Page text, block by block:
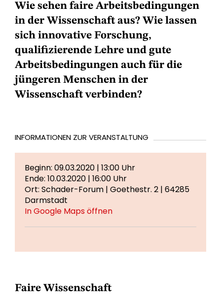
Wie sehen faire Arbeitsbedingungen
in der Wissenschaft aus? Wie lassen
sich innovative Forschung,
qualifizierende Lehre und gute
Arbeitsbedingungen auch für die
jüngeren Menschen in der
Wissenschaft verbinden?
INFORMATIONEN ZUR VERANSTALTUNG
Beginn: 09.03.2020 | 13:00 Uhr
Ende: 10.03.2020 | 16:00 Uhr
Ort: Schader-Forum | Goethestr. 2 | 64285
Darmstadt
In Google Maps öffnen
Faire Wissenschaft